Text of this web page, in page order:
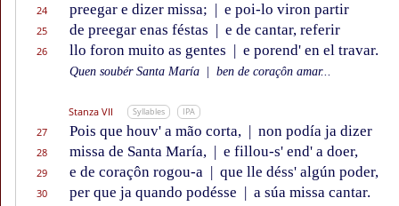
24 preegar e dizer missa; | e poi-lo viron partir
25 de preegar enas féstas | e de cantar, referir
26 llo foron muito as gentes | e porend' en el travar.
Quen soubér Santa María ben de coraçôn amar...
Stanza VII Syllables IPA
27 Pois que houv' a mão corta, | non podía ja dizer
28 missa de Santa María, | e fillou-s' end' a doer,
29 e de coraçôn rogou-a | que lle déss' algún poder,
30 per que ja quando podésse | a súa missa cantar.